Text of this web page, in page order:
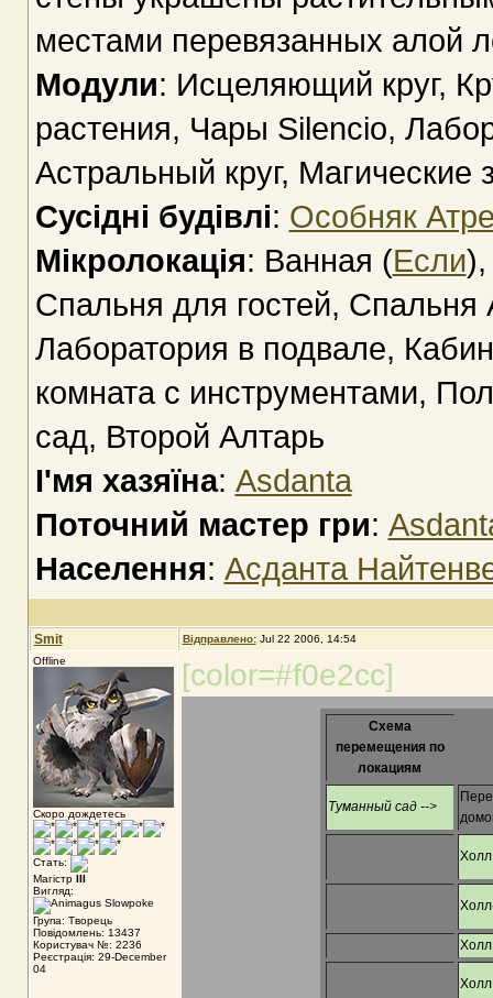
местами перевязанных алой
Модули: Исцеляющий круг,
растения, Чары Silencio,
Астральный круг, Магические
Сусідні будівлі: Особняк
Мікролокація: Ванная (Если),
Спальня для гостей,
Лаборатория в подвале,
комната с инструментами,
сад, Второй Алтарь
І'мя хазяїна: Asdanta
Поточний мастер гри:
Населення: Асданта
Smit Відправлено: Jul 22 2006, 14:54
Offline
Скоро дождетесь
Стать:
Магістр III
Вигляд:
Група: Творець
Повідомлень: 13437
Користувач №: 2236
Реєстрація: 29-December
04
[color=#f0e2cc]
Схема
перемещения по
локациям
Туманный сад -->
Холл
Холл
Холл